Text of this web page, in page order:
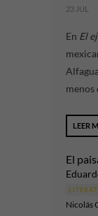
23 JUL
En El
menos
LEER
El
Nicolás